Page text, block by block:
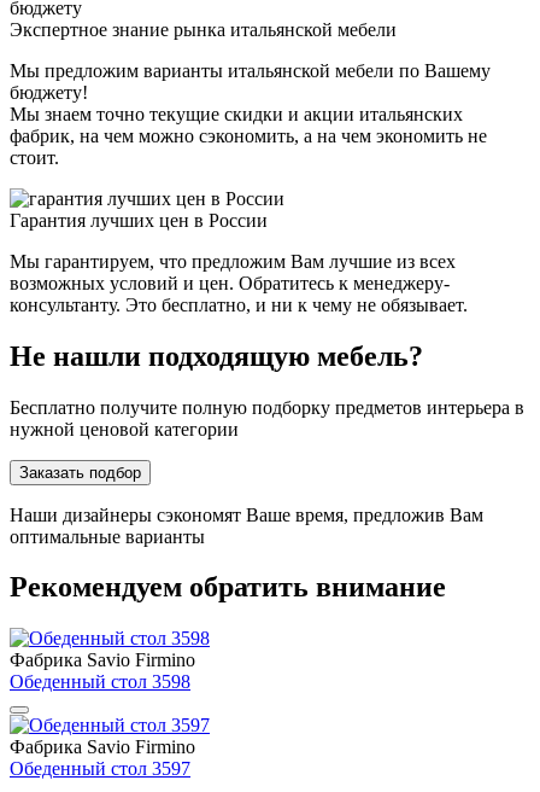
Экспертное знание рынка итальянской мебели
Мы предложим варианты итальянской мебели по Вашему
бюджету!
Мы знаем точно текущие скидки и акции итальянских
фабрик, на чем можно сэкономить, а на чем экономить не
стоит.
Гарантия лучших цен в России
Мы гарантируем, что предложим Вам лучшие из всех
возможных условий и цен. Обратитесь к менеджеру-
консультанту. Это бесплатно, и ни к чему не обязывает.
Не нашли подходящую мебель?
Бесплатно получите полную подборку предметов интерьера в
нужной ценовой категории
Заказать подбор
Наши дизайнеры сэкономят Ваше время, предложив Вам
оптимальные варианты
Рекомендуем обратить внимание
Фабрика Savio Firmino
Обеденный стол 3598
Фабрика Savio Firmino
Обеденный стол 3597